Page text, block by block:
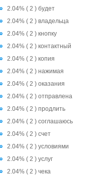
2.04% ( 2 ) будет
2.04% ( 2 ) владельца
2.04% ( 2 ) кнопку
2.04% ( 2 ) контактный
2.04% ( 2 ) копия
2.04% ( 2 ) нажимая
2.04% ( 2 ) оказания
2.04% ( 2 ) отправлена
2.04% ( 2 ) продлить
2.04% ( 2 ) соглашаюсь
2.04% ( 2 ) счет
2.04% ( 2 ) условиями
2.04% ( 2 ) услуг
2.04% ( 2 ) чека